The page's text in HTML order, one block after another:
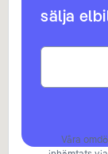
sälja
Våra